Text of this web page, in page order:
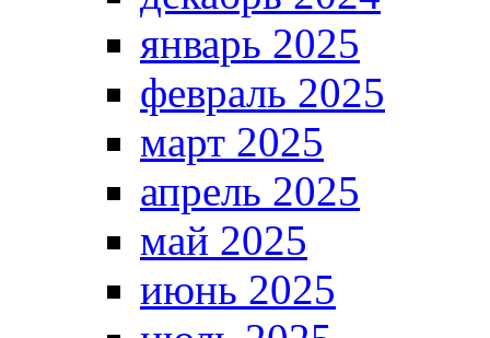
январь 2025
февраль 2025
март 2025
апрель 2025
май 2025
июнь 2025